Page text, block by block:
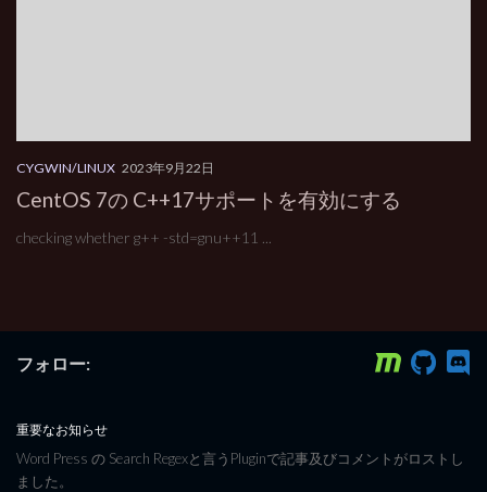
CYGWIN/LINUX 2023年9月22日
CentOS 7の C++17サポートを有効にする
checking whether g++ -std=gnu++11 ...
フォロー:
重要なお知らせ
Word Press の Search Regexと言うPluginで記事及びコメントがロストし
ました。